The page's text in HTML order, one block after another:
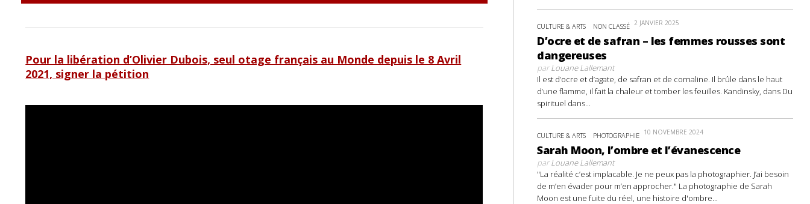
Pour la libération d’Olivier Dubois, seul otage français au Monde depuis le 8 Avril
2021, signer la pétition
CULTURE & ARTS NON CLASSÉ 2 JANVIER 2025
D’ocre et de safran – les femmes rousses sont
dangereuses
parLouane Lallemant
Il est d’ocre et d’agate, de safran et de cornaline. Il brûle dans le haut
d’une flamme, il fait la chaleur et tomber les feuilles. Kandinsky, dans Du
spirituel dans...
CULTURE & ARTS PHOTOGRAPHIE 10 NOVEMBRE 2024
Sarah Moon, l’ombre et l’évanescence
parLouane Lallemant
"La réalité c’est implacable. Je ne peux pas la photographier. J’ai besoin
de m’en évader pour m’en approcher." La photographie de Sarah
Moon est une fuite du réel, une histoire d'ombre...